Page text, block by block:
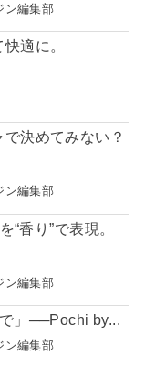
ン編集部
適に。
決めてみない？
ン編集部
香り”で表現。
ン編集部
」──Pochi by...
ン編集部